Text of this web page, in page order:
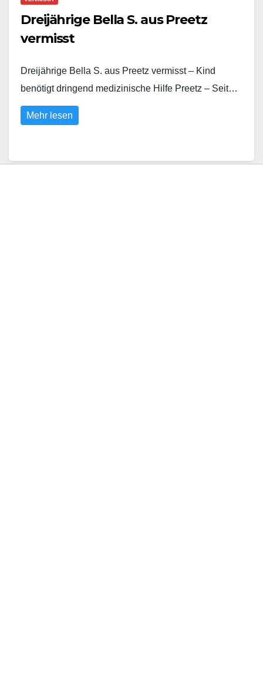
Dreijährige Bella S. aus Preetz
vermisst
Dreijährige Bella S. aus Preetz vermisst – Kind
benötigt dringend medizinische Hilfe Preetz – Seit…
Mehr lesen